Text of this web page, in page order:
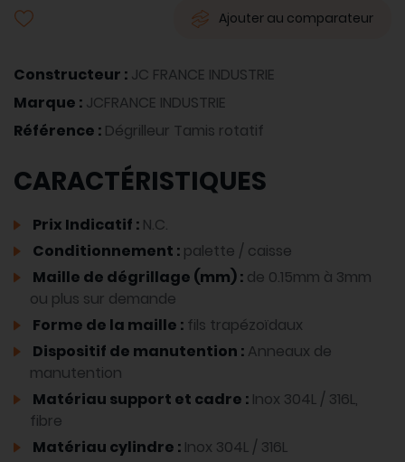
Ajouter au comparateur
Constructeur : JC FRANCE INDUSTRIE
Marque : JCFRANCE INDUSTRIE
Référence : Dégrilleur Tamis rotatif
CARACTÉRISTIQUES
Prix Indicatif : N.C.
Conditionnement : palette / caisse
Maille de dégrillage (mm) : de 0.15mm à 3mm
ou plus sur demande
Forme de la maille : fils trapézoïdaux
Dispositif de manutention : Anneaux de
manutention
Matériau support et cadre : Inox 304L / 316L,
fibre
Matériau cylindre : Inox 304L / 316L